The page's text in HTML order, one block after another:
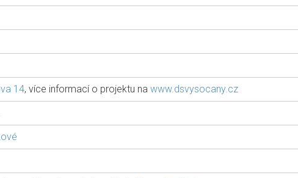
14, více informací o projektu na www.dsvysocany.cz